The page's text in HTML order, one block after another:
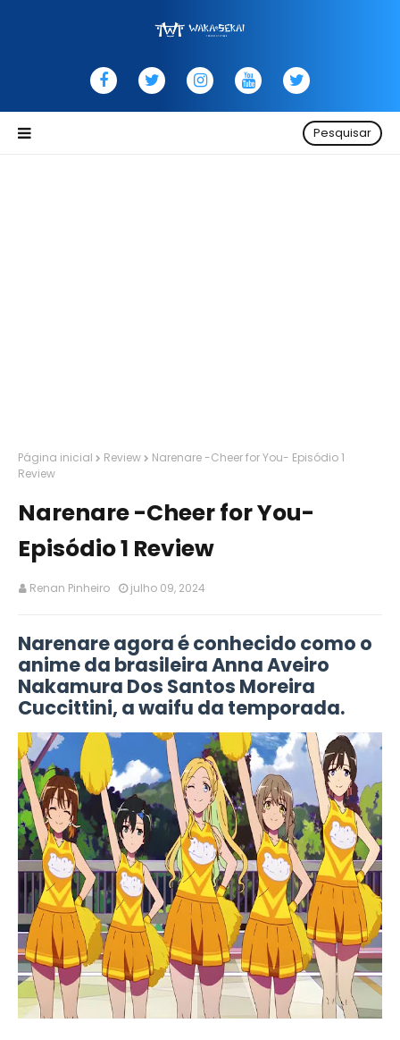
Pesquisar
Página inicial Review
Narenare -Cheer for You- Episódio 1
Review
Narenare -Cheer for You-
Episódio 1 Review
Renan Pinheiro julho 09, 2024
Narenare agora é conhecido como o
anime da brasileira Anna Aveiro
Nakamura Dos Santos Moreira
Cuccittini, a waifu da temporada.